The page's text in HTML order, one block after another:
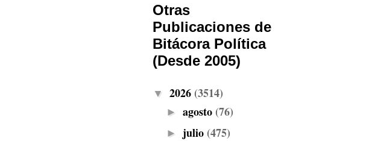
Otras
Publicaciones de
Bitácora Política
(Desde 2005)
▼ 2026 (3514)
► agosto (76)
► julio (475)